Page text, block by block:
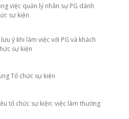
việc quản lý nhân sự PG dành
sự kiện
ý khi làm việc với PG và khách
sự kiện
Tổ chức sự kiện
tổ chức sự kiện: việc làm thường